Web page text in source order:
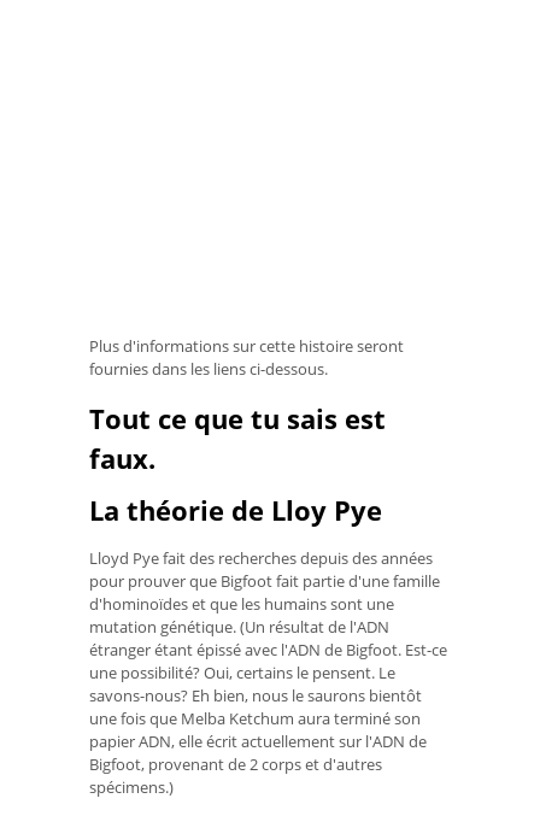
Plus d'informations sur cette histoire seront
fournies dans les liens ci-dessous.
Tout ce que tu sais est
faux.
La théorie de Lloy Pye
Lloyd Pye fait des recherches depuis des années
pour prouver que Bigfoot fait partie d'une famille
d'hominoïdes et que les humains sont une
mutation génétique. (Un résultat de l'ADN
étranger étant épissé avec l'ADN de Bigfoot. Est-ce
une possibilité? Oui, certains le pensent. Le
savons-nous? Eh bien, nous le saurons bientôt
une fois que Melba Ketchum aura terminé son
papier ADN, elle écrit actuellement sur l'ADN de
Bigfoot, provenant de 2 corps et d'autres
spécimens.)